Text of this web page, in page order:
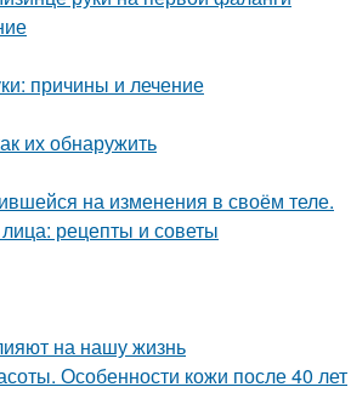
причины и лечение
их обнаружить
на изменения в своём теле.
рецепты и советы
на нашу жизнь
Особенности кожи после 40 лет